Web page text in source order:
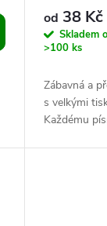
od 38 Kč
Skladem
>100 ks
Zábavná a
s velkými
Každému